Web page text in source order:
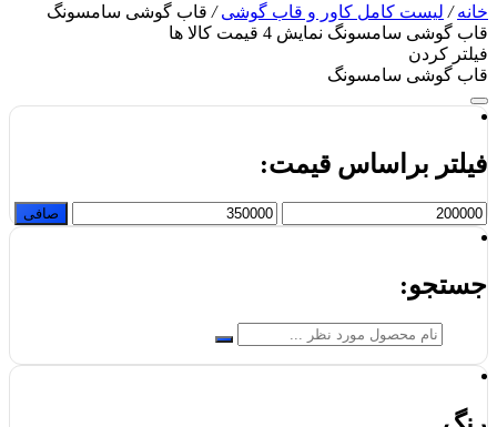
خانه/ لیست کامل کاور و قاب گوشی/ قاب گوشی سامسونگ
قاب گوشی سامسونگ نمایش 4 قیمت کالا ها
فیلتر کردن
قاب گوشی سامسونگ
فیلتر براساس قیمت:
حداقل
قیمت
حداكثر
قيمت
صافی
جستجو: